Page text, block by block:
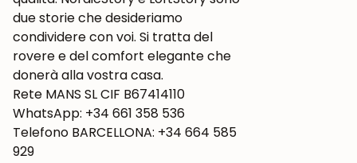
due storie che desideriamo
condividere con voi. Si tratta del
rovere e del comfort elegante che
donerà alla vostra casa.
Rete MANS SL CIF B67414110
WhatsApp: +34 661 358 536
Telefono BARCELLONA: +34 664 585
929